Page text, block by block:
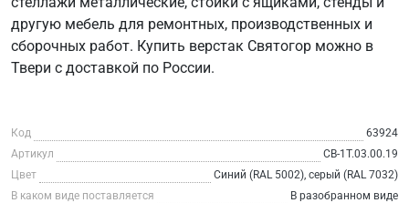
другую мебель для ремонтных, производственных и
сборочных работ. Купить верстак Святогор можно в
Твери с доставкой по России.
Код
63924
Артикул
СВ-1Т.03.00.19
Цвет
Синий (RAL 5002), серый (RAL 7032)
В каком виде поставляется
В разобранном виде